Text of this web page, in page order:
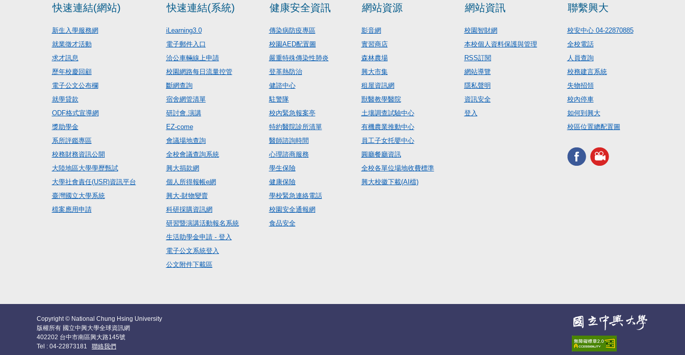
快速連結(網站)
新生入學服務網
就業徵才活動
求才訊息
歷年校慶回顧
電子公文公布欄
就學貸款
ODF格式宣導網
獎助學金
系所評鑑專區
校務財務資訊公開
大陸地區大學學歷甄試
大學社會責任(USR)資訊平台
臺灣國立大學系統
檔案應用申請
快速連結(系統)
iLearning3.0
電子郵件入口
洽公車輛線上申請
校園網路每日流量控管
斷網查詢
宿舍網管清單
研討會.演講
EZ-come
會議場地查詢
全校會議查詢系統
興大捐款網
個人所得報帳e網
興大-財物變賣
科研採購資訊網
研習暨演講活動報名系統
生活助學金申請 - 登入
電子公文系統登入
公文附件下載區
健康安全資訊
傳染病防疫專區
校園AED配置圖
嚴重特殊傳染性肺炎
登革熱防治
健諮中心
駐警隊
校內緊急報案亭
特約醫院診所清單
醫師諮詢時間
心理諮商服務
學生保險
健康保險
學校緊急連絡電話
校園安全通報網
食品安全
網站資源
影音網
實習商店
森林農場
興大市集
租屋資訊網
獸醫教學醫院
土壤調查試驗中心
有機農業推動中心
員工子女托嬰中心
圓廳餐廳資訊
全校各單位場地收費標準
興大校徽下載(AI檔)
網站資訊
校園智財網
本校個人資料保護與管理
RSS訂閱
網站導覽
隱私聲明
資訊安全
登入
聯繫興大
校安中心 04-22870885
全校電話
人員查詢
校務建言系統
失物招領
校內停車
如何到興大
校區位置總配置圖
Copyright © National Chung Hsing University
版權所有 國立中興大學全球資訊網
402202 台中市南區興大路145號
Tel : 04-22873181 聯絡我們